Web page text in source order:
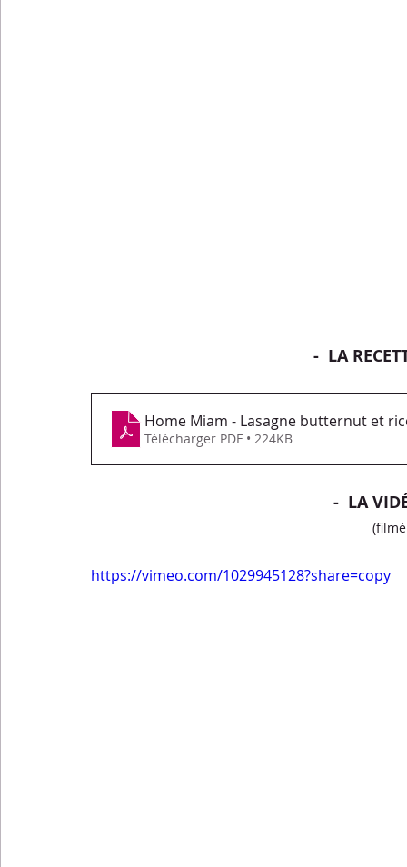
-  LA
Home Miam - Lasagne butternut et
Télécharger PDF • 224KB
-  LA
https://vimeo.com/1029945128?share=copy